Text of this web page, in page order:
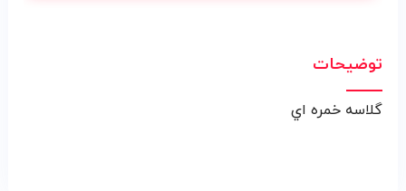
توضیحات
گلاسه خمره اي